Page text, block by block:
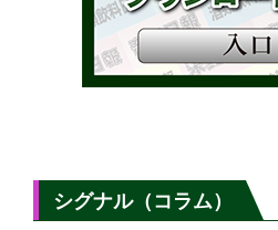
シグナル（コラム）